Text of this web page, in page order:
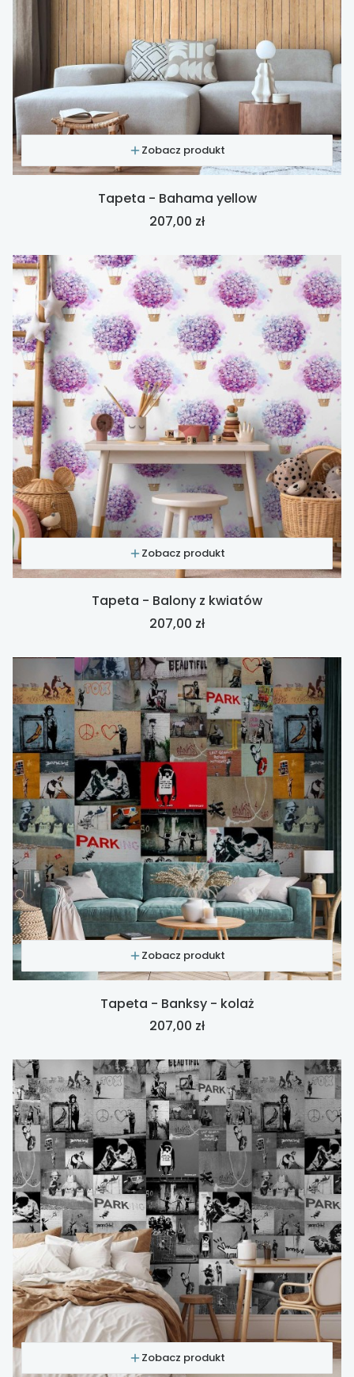
Zobacz produkt
Tapeta - Bahama yellow
Cena
207,00 zł
Zobacz produkt
Tapeta - Balony z kwiatów
Cena
207,00 zł
Zobacz produkt
Tapeta - Banksy - kolaż
Cena
207,00 zł
Zobacz produkt